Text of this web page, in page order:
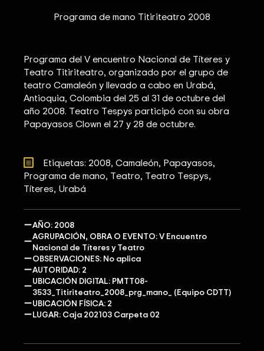
Programa de mano Titiriteatro 2008
Programa del V encuentro Nacional de Títeres y
Teatro Titiriteatro, organizado por el grupo de
teatro Camaleón y llevado a cabo en Urabá,
Antioquia, Colombia del 25 al 31 de octubre del
año 2008. Teatro Tespys participó con su obra
Papayasos Clown el 27 y 28 de octubre.
Etiquetas: 2008 Camaleón Papayasos
Programa de mano Teatro Teatro Tespys
Títeres Urabá
AÑO: 2008
AGRUPACIÓN, OBRA O EVENTO: V Encuentro
Nacional de Títeres y Teatro
OBSERVACIONES: No aplica
AUTORIDAD: 2
UBICACIÓN DIGITAL: PMTT08-
3533_Titiriteatro_2008_prg_mano_ (Equipo CDTT)
UBICACIÓN FÍSICA: 2
LUGAR: Caja 202103 Carpeta 02